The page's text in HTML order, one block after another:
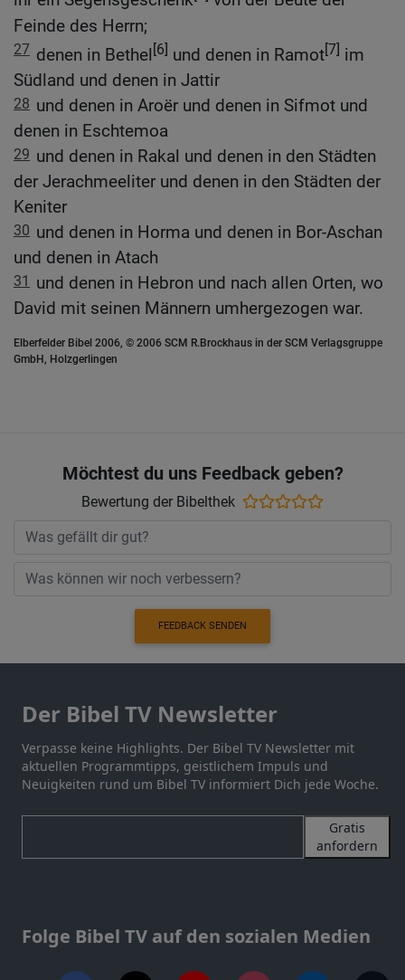
Feinde des Herrn;
27 denen in Bethel [6] und denen in Ramot[7] im
Südland und denen in Jattir
28 und denen in Aroër und denen in Sifmot und
denen in Eschtemoa
29 und denen in Rakal und denen in den Städten
der Jerachmeeliter und denen in den Städten der
Keniter
30 und denen in Horma und denen in Bor-Aschan
und denen in Atach
31
und denen in Hebron und nach allen Orten, wo
David mit seinen Männern umhergezogen war.
Elberfelder Bibel 2006, © 2006 SCM R.Brockhaus in der SCM Verlagsgruppe
GmbH, Holzgerlingen
Möchtest du uns Feedback geben?
Bewertung der Bibelthek
FEEDBACK SENDEN
Der Bibel TV Newsletter
Verpasse keine Highlights. Der Bibel TV Newsletter mit
aktuellen Programmtipps, geistlichem Impuls und
Neuigkeiten rund um Bibel TV informiert Dich jede Woche.
Gratis
anfordern
Folge Bibel TV auf den sozialen Medien